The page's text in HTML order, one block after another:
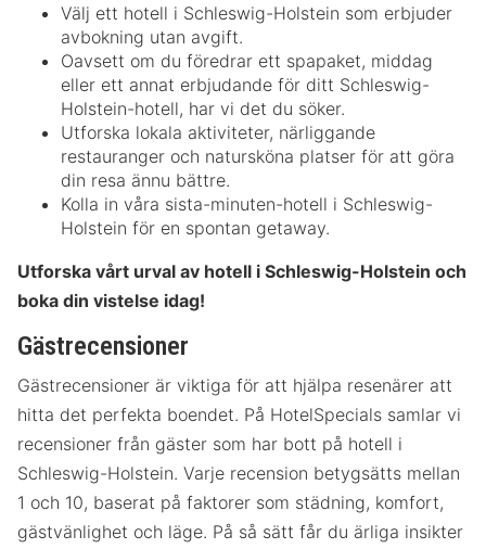
Välj ett hotell i Schleswig-Holstein som erbjuder
avbokning utan avgift.
Oavsett om du föredrar ett spapaket, middag
eller ett annat erbjudande för ditt Schleswig-
Holstein-hotell, har vi det du söker.
Utforska lokala aktiviteter, närliggande
restauranger och natursköna platser för att göra
din resa ännu bättre.
Kolla in våra sista-minuten-hotell i Schleswig-
Holstein för en spontan getaway.
Utforska vårt urval av hotell i Schleswig-Holstein och
boka din vistelse idag!
Gästrecensioner
Gästrecensioner är viktiga för att hjälpa resenärer att
hitta det perfekta boendet. På HotelSpecials samlar vi
recensioner från gäster som har bott på hotell i
Schleswig-Holstein. Varje recension betygsätts mellan
1 och 10, baserat på faktorer som städning, komfort,
gästvänlighet och läge. På så sätt får du ärliga insikter